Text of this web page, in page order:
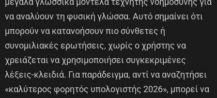
να αναλύουν τη φυσική γλώσσα. Αυτό σημαίνει ότι
μπορούν να κατανοήσουν πιο σύνθετες ή
συνομιλιακές ερωτήσεις, χωρίς ο χρήστης να
χρειάζεται να χρησιμοποιήσει συγκεκριμένες
λέξεις-κλειδιά. Για παράδειγμα, αντί να αναζητήσει
«καλύτερος φορητός υπολογιστής 2026», μπορεί να